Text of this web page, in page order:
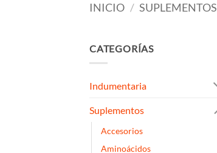
INICIO / SUPLEMENTOS
CATEGORÍAS
Indumentaria
Suplementos
Accesorios
Aminoácidos